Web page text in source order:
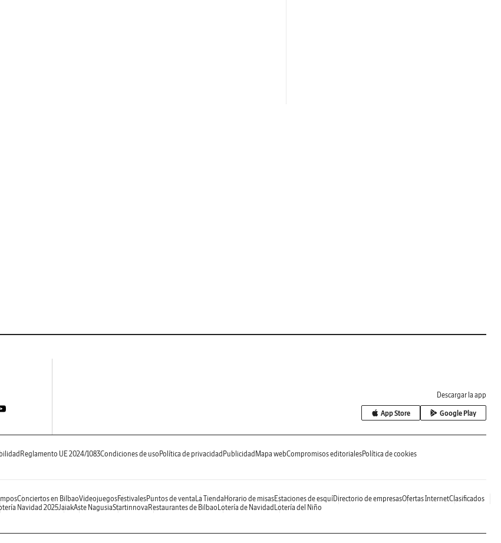
Descargar la app
App Store Google Play
Reglamento UE 2024/1083Condiciones de uso Política de privacidad Publicidad Mapa webCompromisos editorialesPolítica de cookies
Conciertos en BilbaoVideojuegosFestivalesPuntos de venta La Tienda Horario de misasEstaciones de esquíDirectorio de empresasOfertas InternetClasificados
Navidad 2025JaiakAste NagusiaStartinnova Restaurantes de Bilbao Lotería de Navidad Lotería del Niño